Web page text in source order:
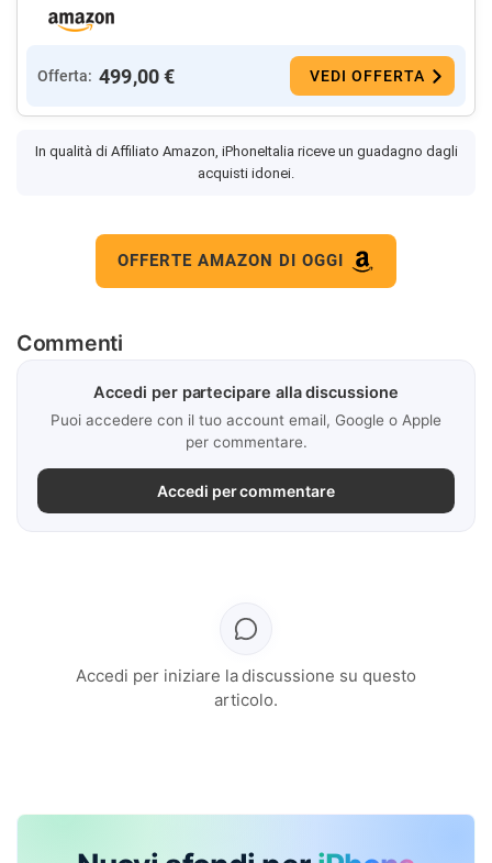
Offerta: 499,00 € VEDI OFFERTA
In qualità di Affiliato Amazon, iPhoneItalia riceve un guadagno dagli
acquisti idonei.
OFFERTE AMAZON DI OGGI
Commenti
Accedi per partecipare alla discussione
Puoi accedere con il tuo account email, Google o Apple
per commentare.
Accedi per commentare
Accedi per iniziare la discussione su questo
articolo.